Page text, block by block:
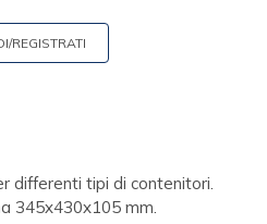
REGISTRATI
differenti tipi di contenitori.
345x430x105 mm.